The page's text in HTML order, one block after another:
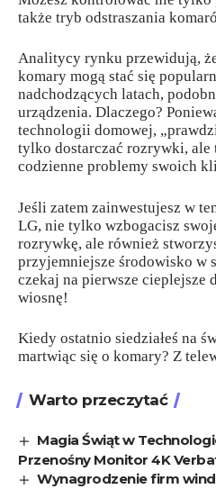
także tryb odstraszania
Analitycy rynku przewidują,
komary mogą stać się
nadchodzących latach,
urządzenia. Dlaczego?
technologii domowej,
tylko dostarczać rozrywki, ale
codzienne problemy swoich
Jeśli zatem zainwestujesz w
LG, nie tylko wzbogacisz
rozrywkę, ale również
przyjemniejsze środowisko w
czekaj na pierwsze cieplejsze
wiosnę!
Kiedy ostatnio siedziałeś na
martwiąc się o komary? Z
Warto przeczytać
Magia Świąt w
Przenośny Monitor 4K
Wynagrodzenie firm